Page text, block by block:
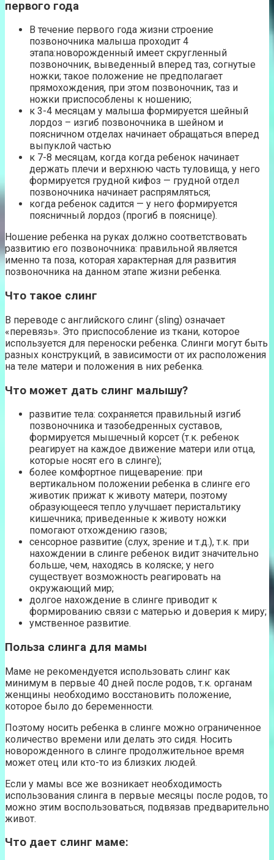
первого года
В течение первого года жизни строение
позвоночника малыша проходит 4
этапа:новорожденный имеет скругленный
позвоночник, выведенный вперед таз, согнутые
ножки; такое положение не предполагает
прямохождения, при этом позвоночник, таз и
ножки приспособлены к ношению;
к 3-4 месяцам у малыша формируется шейный
лордоз – изгиб позвоночника в шейном и
поясничном отделах начинает обращаться вперед
выпуклой частью
к 7-8 месяцам, когда когда ребенок начинает
держать плечи и верхнюю часть туловища, у него
формируется грудной кифоз — грудной отдел
позвоночника начинает распрямляться;
когда ребенок садится — у него формируется
поясничный лордоз (прогиб в пояснице).
Ношение ребенка на руках должно соответствовать
развитию его позвоночника: правильной является
именно та поза, которая характерная для развития
позвоночника на данном этапе жизни ребенка.
Что такое слинг
В переводе с английского слинг (sling) означает
«перевязь». Это приспособление из ткани, которое
используется для переноски ребенка. Слинги могут быть
разных конструкций, в зависимости от их расположения
на теле матери и положения в них ребенка.
Что может дать слинг малышу?
развитие тела: сохраняется правильный изгиб
позвоночника и тазобедренных суставов,
формируется мышечный корсет (т.к. ребенок
реагирует на каждое движение матери или отца,
которые носят его в слинге);
более комфортное пищеварение: при
вертикальном положении ребенка в слинге его
животик прижат к животу матери, поэтому
образующееся тепло улучшает перистальтику
кишечника; приведенные к животу ножки
помогают отхождению газов;
сенсорное развитие (слух, зрение и т.д.), т.к. при
нахождении в слинге ребенок видит значительно
больше, чем, находясь в коляске; у него
существует возможность реагировать на
окружающий мир;
долгое нахождение в слинге приводит к
формированию связи с матерью и доверия к миру;
умственное развитие.
Польза слинга для мамы
Маме не рекомендуется использовать слинг как
минимум в первые 40 дней после родов, т.к. органам
женщины необходимо восстановить положение,
которое было до беременности.
Поэтому носить ребенка в слинге можно ограниченное
количество времени или делать это сидя. Носить
новорожденного в слинге продолжительное время
может отец или кто-то из близких людей.
Если у мамы все же возникает необходимость
использования слинга в первые месяцы после родов, то
можно этим воспользоваться, подвязав предварительно
живот.
Что дает слинг маме: